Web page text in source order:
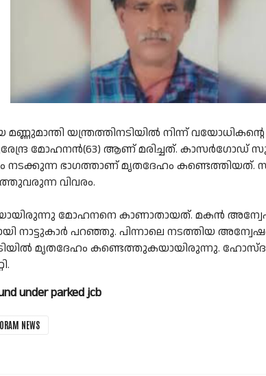
യന്ത്രത്തിനടിയിൽ നിന്ന്
സുരേന്ദ്ര മോഹനൻ(63) ആണ് മരിച്ചത്. കാസര്‍ഗോഡ്
നടക്കുന്ന ഭാഗത്താണ് മൃതദേഹം കണ്ടെത്തിയത്.
വിവരം.
മോഹനനെ കാണാതായത്. മകൻ
നാട്ടുകാർ പറഞ്ഞു. പിന്നാലെ നടത്തിയ
മൃതദേഹം കണ്ടെത്തുകയായിരുന്നു.
under parked jcb
NEWS